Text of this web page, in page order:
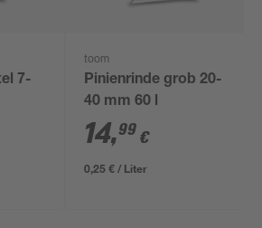
7-
toom
Pinienrinde grob 20-
40 mm 60 l
14,99 €
0,25 € / Liter